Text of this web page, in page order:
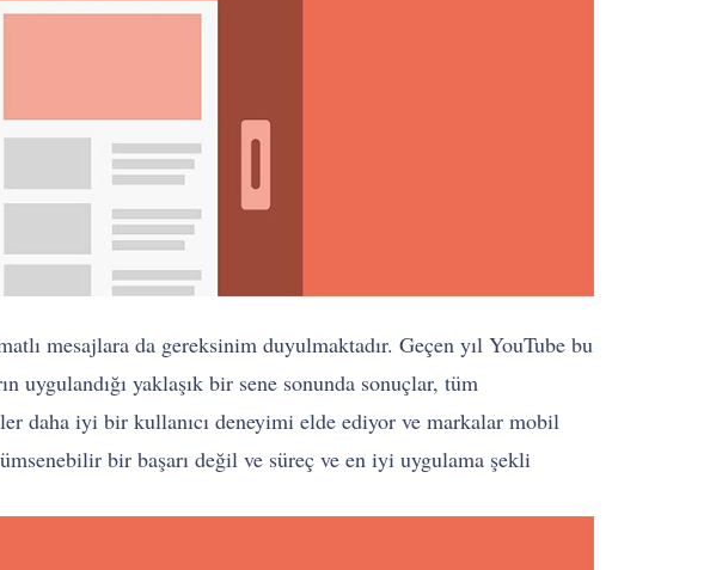
mesajlara da gereksinim duyulmaktadır. Geçen yıl YouTube bu
uygulandığı yaklaşık bir sene sonunda sonuçlar, tüm
daha iyi bir kullanıcı deneyimi elde ediyor ve markalar mobil
bir başarı değil ve süreç ve en iyi uygulama şekli